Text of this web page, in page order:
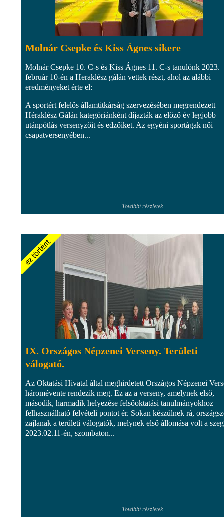
Molnár Csepke és Kiss Ágnes sikere
Molnár Csepke 10. C-s és Kiss Ágnes 11. C-s tanulónk 2023.
február 10-én a Heraklész gálán vettek részt, ahol az alábbi
eredményeket érte el:
A sportért felelős államtitkárság szervezésében megrendezett
Héraklész Gálán kategóriánként díjazták az előző év legjobb
utánpótlás versenyzőit és edzőiket. Az egyéni sportágak női
csapatversenyében...
További részletek
IX. Országos Népzenei Verseny. Területi
válogató.
Az Oktatási Hivatal által meghirdetett Országos Népzenei
háromévente rendezik meg. Ez az a verseny, amelynek első,
második, harmadik helyezése felsőoktatási tanulmányokhoz
felhasználható felvételi pontot ér. Sokan készülnek rá,
zajlanak a területi válogatók, melynek első állomása volt a
2023.02.11-én, szombaton...
További részletek